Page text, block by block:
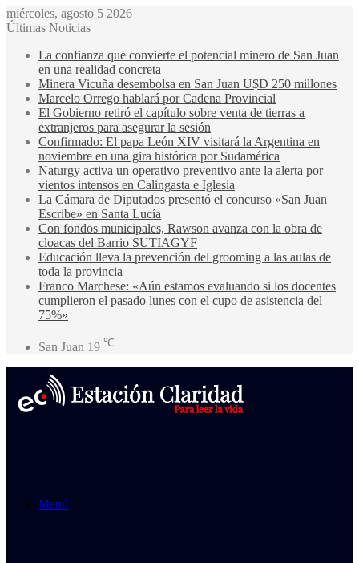
miércoles, agosto 5 2026
Últimas Noticias
La confianza que convierte el potencial minero de San Juan
en una realidad concreta
Minera Vicuña desembolsa en San Juan U$D 250 millones
Marcelo Orrego hablará por Cadena Provincial
El Gobierno retiró el capítulo sobre venta de tierras a
extranjeros para asegurar la sesión
Confirmado: El papa León XIV visitará la Argentina en
noviembre en una gira histórica por Sudamérica
Naturgy activa un operativo preventivo ante la alerta por
vientos intensos en Calingasta e Iglesia
La Cámara de Diputados presentó el concurso «San Juan
Escribe» en Santa Lucía
Con fondos municipales, Rawson avanza con la obra de
cloacas del Barrio SUTIAGYF
Educación lleva la prevención del grooming a las aulas de
toda la provincia
Franco Marchese: «Aún estamos evaluando si los docentes
cumplieron el pasado lunes con el cupo de asistencia del
75%»
San Juan 19 ℃
Menú